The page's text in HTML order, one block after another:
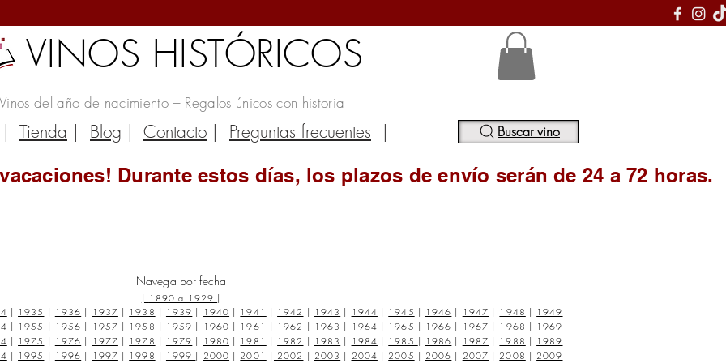
VINOS HISTÓRICOS
Vinos del año de nacimiento – Regalos únicos con historia
| Tienda | Blog | Contacto | Preguntas frecuentes | Buscar vino
Durante estos días, los plazos de envío serán de 24 a 72 horas.
Navega por fecha
| 1890 a 1929 |
| 1935 | 1936 | 1937 | 1938 | 1939 | 1940 | 1941 | 1942 | 1943 | 1944 | 1945 | 1946 | 1947 | 1948 | 1949
| 1955 | 1956 | 1957 | 1958 | 1959 | 1960 | 1961 | 1962 | 1963 | 1964 | 1965 | 1966 | 1967 | 1968 | 1969
| 1975 | 1976 | 1977 | 1978 | 1979 | 1980 | 1981 | 1982 | 1983 | 1984 | 1985 | 1986 | 1987 | 1988 | 1989
| 1995 | 1996 | 1997 | 1998 | 1999 | 2000 | 2001 | 2002 | 2003 | 2004 | 2005 | 2006 | 2007 | 2008 | 2009